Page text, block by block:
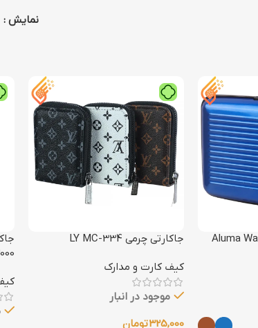
نمایش
جاکارتی چرمی LY MC-334
کیف کارت و مدارک
موجود در انبار
325,000تومان